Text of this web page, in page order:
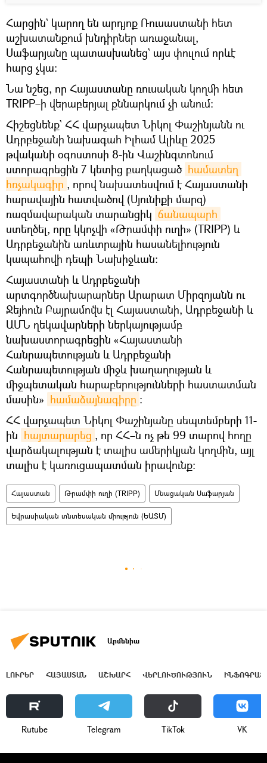
Հարցին` կարող են արդյոք Ռուսաստանի հետ
աշխատանքում խնդիրներ առաջանալ,
Սաֆարյանը պատասխանեց` այս փուլում որևէ
հարց չկա։
Նա նշեց, որ Հայաստանը ռուսական կողմի հետ
TRIPP–ի վերաբերյալ քննարկում չի անում։
Հիշեցնենք` ՀՀ վարչապետ Նիկոլ Փաշինյանն ու
Ադրբեջանի նախագահ Իլհամ Ալիևը 2025
թվականի օգոստոսի 8-ին Վաշինգտոնում
ստորագրեցին 7 կետից բաղկացած համատեղ
հռչակագիր , որով նախատեսվում է Հայաստանի
հարավային հատվածով (Սյունիքի մարզ)
ռազմավարական տարանցիկ ճանապարհ
ստեղծել, որը կկոչվի «Թրամփի ուղի» (TRIPP) և
Ադրբեջանին առևտրային հասանելիություն
կապահովի դեպի Նախիջևան:
Հայաստանի և Ադրբեջանի
արտգործնախարարներ Արարատ Միրզոյանն ու
Ջեյհուն Բայրամովն էլ Հայաստանի, Ադրբեջանի և
ԱՄՆ ղեկավարների ներկայությամբ
նախաստորագրեցին «Հայաստանի
Հանրապետության և Ադրբեջանի
Հանրապետության միջև խաղաղության և
միջպետական հարաբերությունների հաստատման
մասին» համաձայնագիրը ։
ՀՀ վարչապետ Նիկոլ Փաշինյանը սեպտեմբերի 11-
ին հայտարարեց , որ ՀՀ–ն ոչ թե 99 տարով հողը
վարձակալության է տալիս ամերիկյան կողմին, այլ
տալիս է կառուցապատման իրավունք։
Հայաստան Թրամփի ուղի (TRIPP) Մնացական Սաֆարյան
Եվրասիական տնտեսական միություն (ԵԱՏՄ)
Արմենիա
ԼՈՒՐԵՐ ՀԱՅԱՍՏԱՆ ԱՇԽԱՐՀ ՎԵՐԼՈՒԾՈՒԹՅՈՒՆ
Rutube Telegram ТikТоk VK